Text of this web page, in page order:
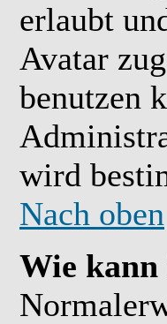
erlaubt
Avatar
benutzen
wird
Nach oben
Wie kann